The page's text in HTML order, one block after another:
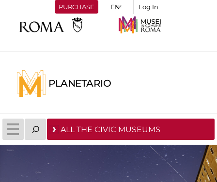
PURCHASE Log In
PLANETARIO
ALL THE CIVIC MUSEUMS